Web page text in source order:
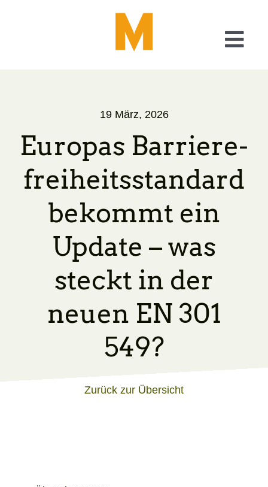
Checkliste Barrierefreiheit
A11y – Generator
19 März, 2026
Europas Barriere­
freiheits­standard
bekommt ein
Update – was
steckt in der
neuen EN 301
549?
Zurück zur Übersicht